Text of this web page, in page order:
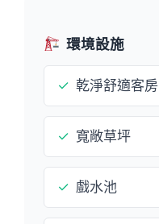
環境設施
✓ 乾淨舒適客房
✓ 寬敞草坪
✓ 戲水池